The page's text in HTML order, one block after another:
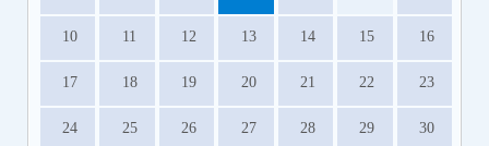
10 11 12 13 14 15 16
17 18 19 20 21 22 23
24 25 26 27 28 29 30